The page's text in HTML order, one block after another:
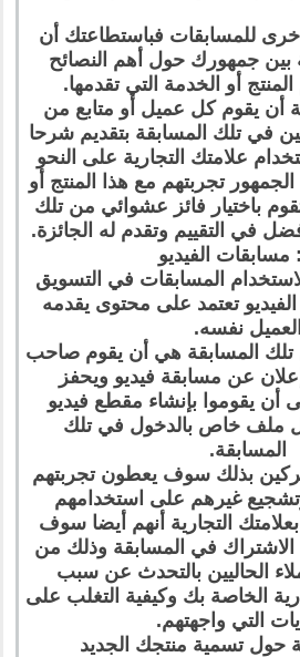
للمسابقات فباستطاعتك أن
بين جمهورك حول أهم النصائح
المنتج أو الخدمة التي تقدمها.
أن يقوم كل عميل أو متابع من
في تلك المسابقة بتقديم شرحا
علامتك التجارية على النحو
تجربتهم مع هذا المنتج أو
باختيار فائز عشوائي من تلك
في التقييم وتقدم له الجائزة.
مسابقات الفيديو
المسابقات في التسويق
تعتمد على محتوى يقدمه
العميل نفسه.
تلك المسابقة هي أن يقوم صاحب
بإعلان عن مسابقة فيديو ويحفز
أن يقوموا بإنشاء مقطع فيديو
ملف خاص بالدخول في تلك
المسابقة.
بذلك سوف يعطون تجربتهم
غيرهم على استخدامهم
التجارية أنهم أيضا سوف
في المسابقة وذلك من
الحاليين بالتحدث عن سبب
الخاصة بك وكيفية التغلب على
التي واجهتهم.
حول تسمية منتجك الجديد